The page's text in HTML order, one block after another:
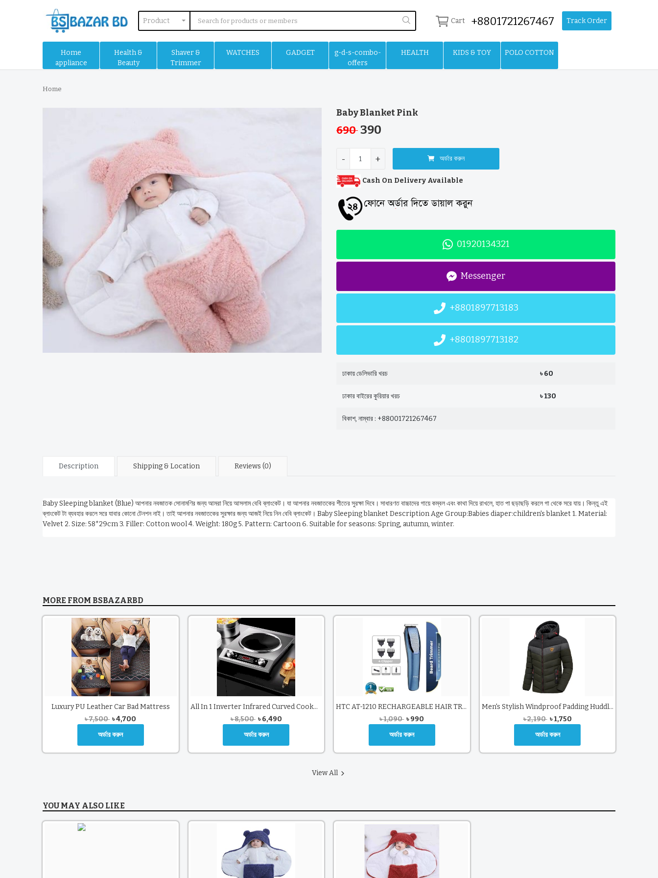
Product Cart +8801721267467 Track Order
Home
appliance
Health &
Beauty
Shaver &
Trimmer
WATCHES GADGET
g-d-s-combo-
offers
HEALTH KIDS & TOY POLO COTTON
Home
Baby Blanket Pink
690390
- + অর্ডার করুন
Cash On Delivery Available
01920134321
Messenger
+8801897713183
+8801897713182
ঢাকায় ডেলিভারি খরচ ৳ 60
ঢাকার বাইরের কুরিয়ার খরচ ৳ 130
বিকাশ, নাম্বার : +88001721267467
Description Shipping & Location Reviews (0)
Baby Sleeping blanket (Blue) আপনার নবজাতক সোনামণির জন্য আমরা নিয়ে আসলাম বেবি ব্লাংকেট। যা আপনার নবজাতকের শীতের সুরক্ষা দিবে। সাধারণত বাচ্চাদের গায়ে কম্বল এবং কাথা দিয়ে রাখলে, হাত পা ছড়াছড়ি করলে গা থেকে সরে যায়। কিন্তু এই
ব্লাংকেট টা ব্যবহার করলে সরে যাবার কোনো টেনশন নাই। তাই আপনার নবজাতকের সুরক্ষার জন্য আজই নিয়ে নিন বেবি ব্লাংকেট। Baby Sleeping blanket Description Age Group:Babies diaper:children's blanket 1. Material:
Velvet 2. Size: 58*29cm 3. Filler: Cotton wool 4. Weight: 180g 5. Pattern: Cartoon 6. Suitable for seasons: Spring, autumn, winter.
MORE FROM BSBAZARBD
Luxury PU Leather Car Bad Mattress
৳7,500 ৳4,700
অর্ডার করুন
All In 1 Inverter Infrared Curved Cookware(2200W)
৳8,500 ৳6,490
অর্ডার করুন
HTC AT-1210 RECHARGEABLE HAIR TRIMMER
৳1,090 ৳990
অর্ডার করুন
Men's Stylish Windproof Padding Huddles Jacket (Olive)
৳2,190 ৳1,750
অর্ডার করুন
View All
YOU MAY ALSO LIKE